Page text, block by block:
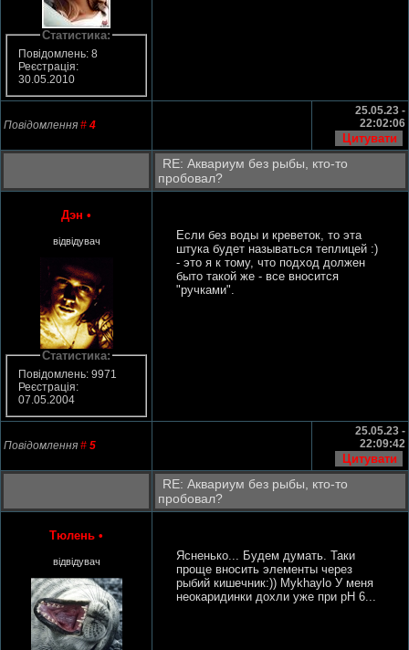
Статистика:
Повідомлень: 8
Реєстрація:
30.05.2010
Повідомлення # 4
25.05.23 -
22:02:06
RE: Аквариум без рыбы, кто-то
пробовал?
Дэн •
відвідувач
Статистика:
Повідомлень: 9971
Реєстрація:
07.05.2004
Если без воды и креветок, то эта
штука будет называться теплицей :)
- это я к тому, что подход должен
быто такой же - все вносится
"ручками".
Повідомлення # 5
25.05.23 -
22:09:42
RE: Аквариум без рыбы, кто-то
пробовал?
Тюлень •
відвідувач
Ясненько... Будем думать. Таки
проще вносить элементы через
рыбий кишечник:)) Mykhaylo У меня
неокаридинки дохли уже при pH 6...